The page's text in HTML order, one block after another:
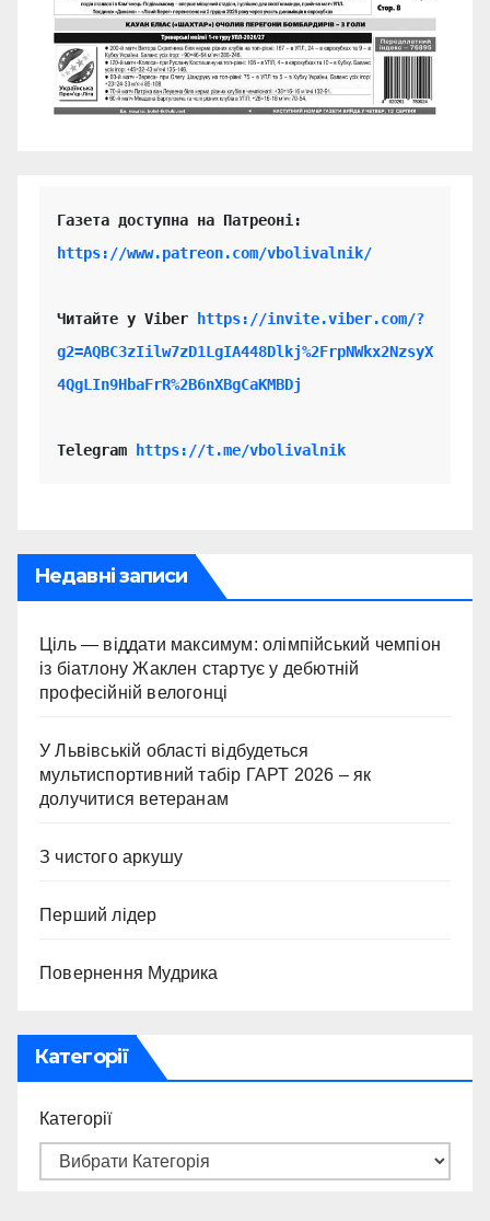
https://www.patreon.com/vbolivalnik/
Читайте у Viber
https://invite.viber.com/?
g2=AQBC3zIilw7zD1LgIA448Dlkj%2FrpNWkx2NzsyX
4QgLIn9HbaFrR%2B6nXBgCaKMBDj
Telegram https://t.me/vbolivalnik
Недавні записи
Ціль — віддати максимум: олімпійський чемпіон
із біатлону Жаклен стартує у дебютній
професійній велогонці
У Львівській області відбудеться
мультиспортивний табір ГАРТ 2026 – як
долучитися ветеранам
З чистого аркушу
Перший лідер
Повернення Мудрика
Категорії
Категорії